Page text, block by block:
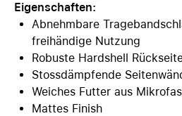
Eigenschaften:
Abnehmbare
freihändige Nutzung
Robuste Hardshell
Stossdämpfende
Weiches Futter aus
Mattes Finish